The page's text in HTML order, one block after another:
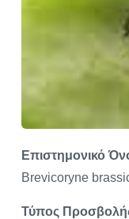
Επιστημονικό
Brevicoryne
Τύπος